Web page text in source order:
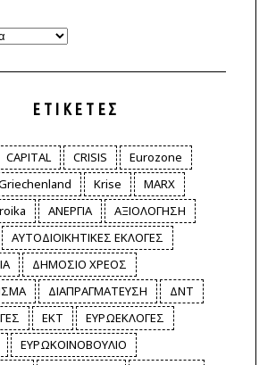
ΕΤΙΚΈΤΕΣ
CAPITAL CRISIS
Eurozone
Krise
MARX
ΑΝΕΡΓΙΑ
ΑΞΙΟΛΟΓΗΣΗ
ΑΥΤΟΔΙΟΙΚΗΤΙΚΕΣ ΕΚΛΟΓΕΣ
ΔΗΜΟΣΙΟ ΧΡΕΟΣ
ΔΙΑΠΡΑΓΜΑΤΕΥΣΗ
ΔΝΤ
ΕΚΤ
ΕΥΡΩΕΚΛΟΓΕΣ
ΕΥΡΩΚΟΙΝΟΒΟΥΛΙΟ